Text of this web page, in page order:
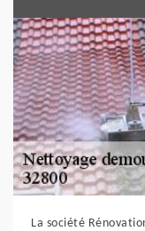
La société